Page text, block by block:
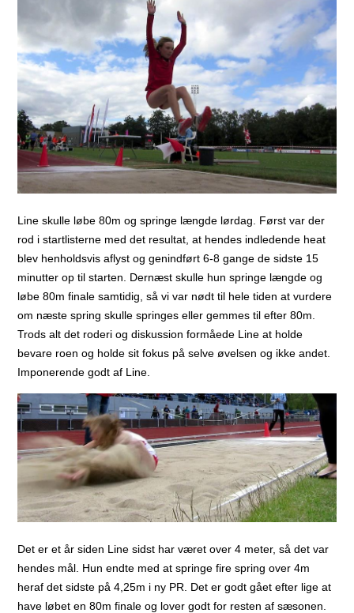
Line skulle løbe 80m og springe længde lørdag. Først var der
rod i startlisterne med det resultat, at hendes indledende heat
blev henholdsvis aflyst og genindført 6-8 gange de sidste 15
minutter op til starten. Dernæst skulle hun springe længde og
løbe 80m finale samtidig, så vi var nødt til hele tiden at vurdere
om næste spring skulle springes eller gemmes til efter 80m.
Trods alt det roderi og diskussion formåede Line at holde
bevare roen og holde sit fokus på selve øvelsen og ikke andet.
Imponerende godt af Line.
Det er et år siden Line sidst har været over 4 meter, så det var
hendes mål. Hun endte med at springe fire spring over 4m
heraf det sidste på 4,25m i ny PR. Det er godt gået efter lige at
have løbet en 80m finale og lover godt for resten af sæsonen.